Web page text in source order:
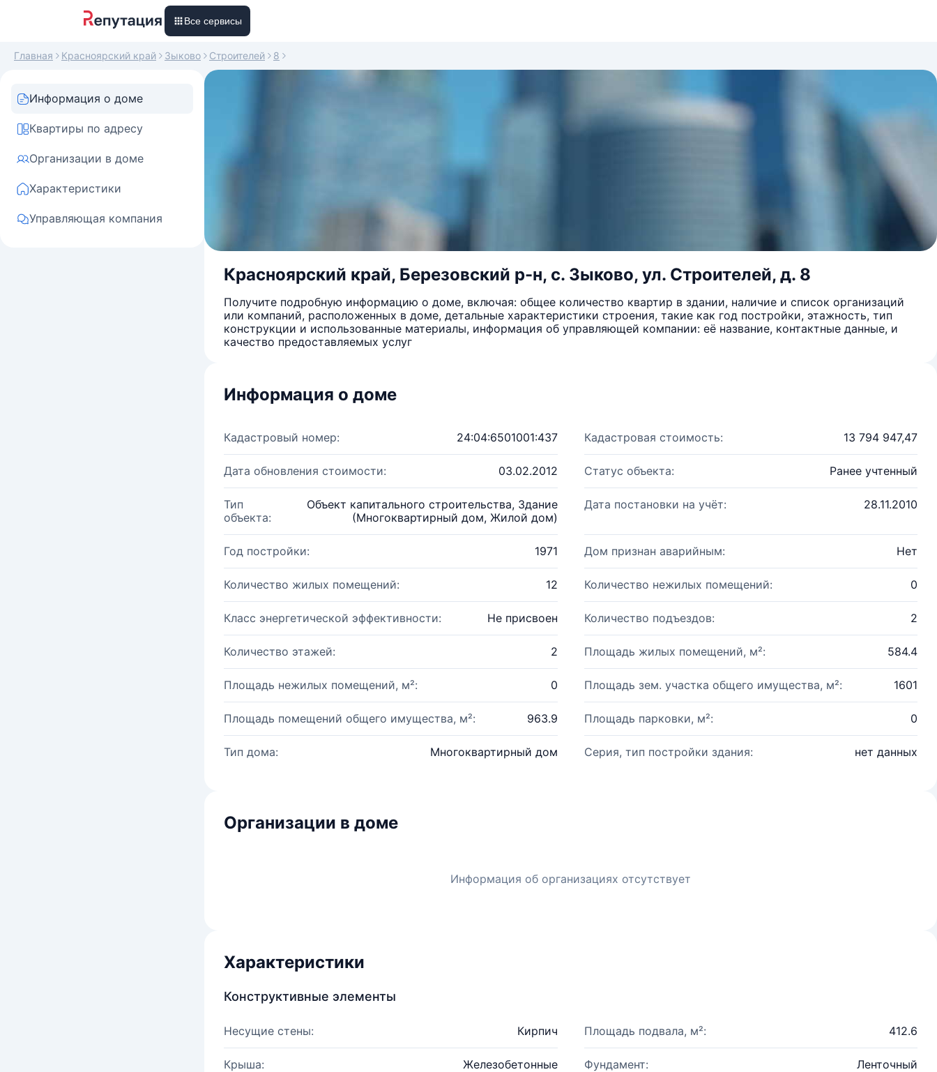
Все сервисы
Главная Красноярский край Зыково Строителей 8
Информация о доме
Квартиры по адресу
Организации в доме
Характеристики
Управляющая компания
Красноярский край, Березовский р-н, с. Зыково, ул. Строителей, д. 8
Получите подробную информацию о доме, включая: общее количество квартир в здании, наличие и список организаций
или компаний, расположенных в доме, детальные характеристики строения, такие как год постройки, этажность, тип
конструкции и использованные материалы, информация об управляющей компании: её название, контактные данные, и
качество предоставляемых услуг
Информация о доме
Кадастровый номер: 24:04:6501001:437 Кадастровая стоимость: 13 794 947,47
Дата обновления стоимости: 03.02.2012 Статус объекта: Ранее учтенный
Тип
объекта:
Объект капитального строительства, Здание
(Многоквартирный дом, Жилой дом)
Дата постановки на учёт: 28.11.2010
Год постройки: 1971 Дом признан аварийным: Нет
Количество жилых помещений: 12 Количество нежилых помещений: 0
Класс энергетической эффективности: Не присвоен Количество подъездов: 2
Количество этажей: 2 Площадь жилых помещений, м²: 584.4
Площадь нежилых помещений, м²: 0 Площадь зем. участка общего имущества, м²: 1601
Площадь помещений общего имущества, м²: 963.9 Площадь парковки, м²: 0
Тип дома: Многоквартирный дом Серия, тип постройки здания: нет данных
Организации в доме
Информация об организациях отсутствует
Характеристики
Конструктивные элементы
Несущие стены: Кирпич Площадь подвала, м²: 412.6
Крыша: Железобетонные Фундамент: Ленточный